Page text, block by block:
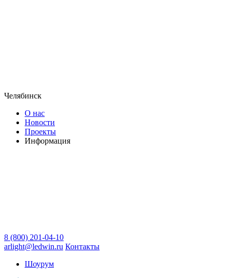
Челябинск
О нас
Новости
Проекты
Информация
8 (800) 201-04-10
arlight@ledwin.ru Контакты
Шоурум